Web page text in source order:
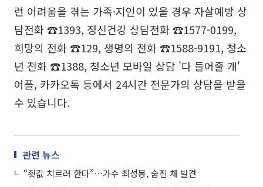
런 어려움을 겪는 가족·지인이 있을 경우 자살예방 상
담전화 ☎1393, 정신건강 상담전화 ☎1577-0199,
희망의 전화 ☎129, 생명의 전화 ☎1588-9191, 청소
년 전화 ☎1388, 청소년 모바일 상담 '다 들어줄 개'
어플, 카카오톡 등에서 24시간 전문가의 상담을 받을
수 있습니다.
관련 뉴스
“죗값 치르려 한다”…가수 최성봉, 숨진 채 발견